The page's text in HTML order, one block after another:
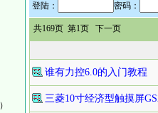
登陆： 密码：
共169页 第1页 下一页
谁有力控6.0的入门教程
三菱10寸经济型触摸屏